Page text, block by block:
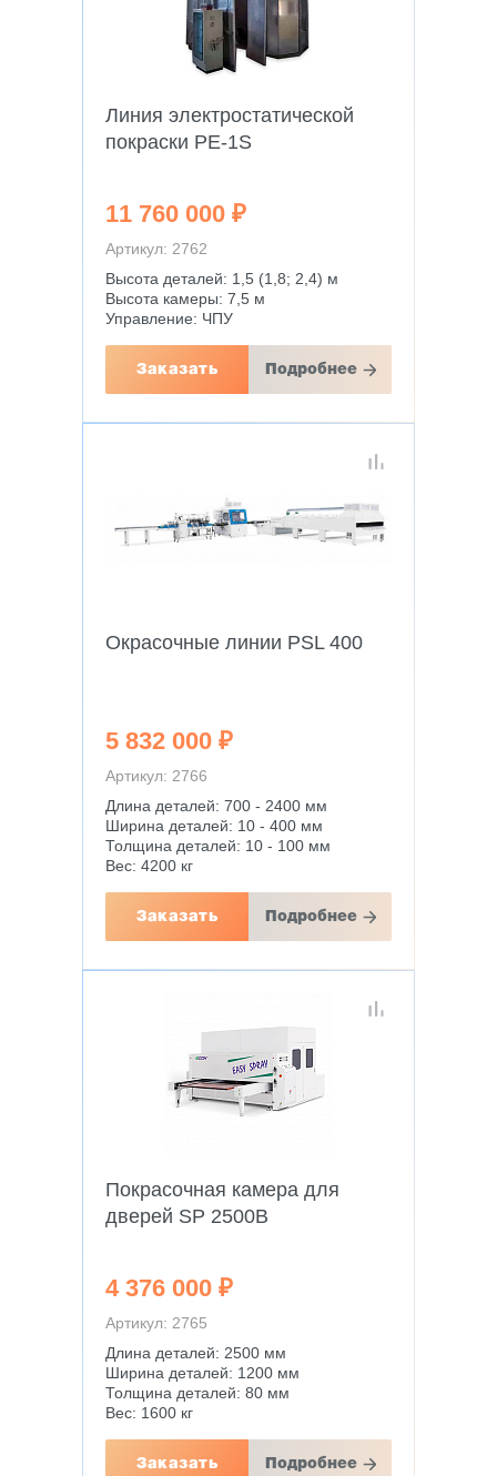
Линия электростатической
покраски PE-1S
11 760 000 ₽
Артикул: 2762
Высота деталей: 1,5 (1,8; 2,4) м
Высота камеры: 7,5 м
Управление: ЧПУ
Заказать Подробнее
Окрасочные линии PSL 400
5 832 000 ₽
Артикул: 2766
Длина деталей: 700 - 2400 мм
Ширина деталей: 10 - 400 мм
Толщина деталей: 10 - 100 мм
Вес: 4200 кг
Заказать Подробнее
Покрасочная камера для
дверей SP 2500B
4 376 000 ₽
Артикул: 2765
Длина деталей: 2500 мм
Ширина деталей: 1200 мм
Толщина деталей: 80 мм
Вес: 1600 кг
Заказать Подробнее